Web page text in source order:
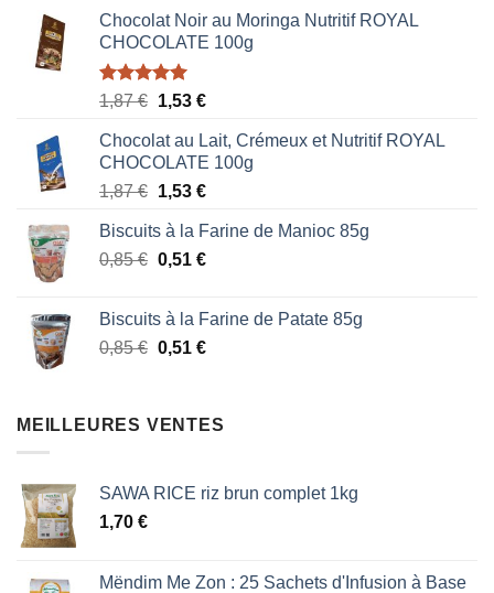
Chocolat Noir au Moringa Nutritif ROYAL
CHOCOLATE 100g
Note5.00
1,87€ Le
initial
était :
1,87 €.
1,53 €Le
actuel
est :
1,53 €.
Chocolat au Lait, Crémeux et Nutritif ROYAL
CHOCOLATE 100g
1,87€ Le
initial
était :
1,53 €Le
actuel
est :
Biscuits à la Farine de Manioc 85g
0,85€ Le
était :
0,85 €.
0,51 €Le
est :
0,51 €.
Biscuits à la Farine de Patate 85g
0,85€ Le
était :
0,51 €Le
est :
MEILLEURES VENTES
SAWA RICE riz brun complet 1kg
1,70 €
Mëndim Me Zon : 25 Sachets d'Infusion à Base